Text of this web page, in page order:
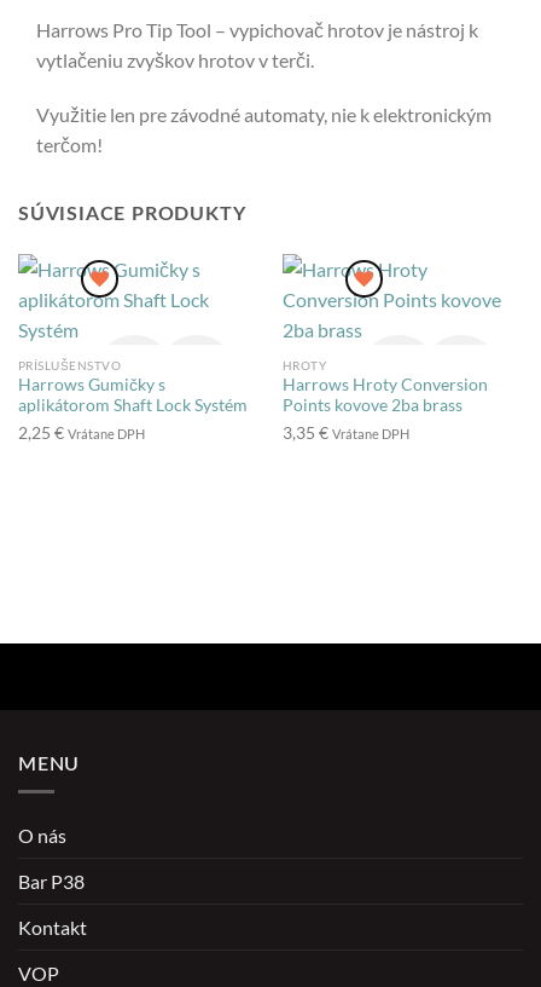
Harrows Pro Tip Tool – vypichovač hrotov je nástroj k
vytlačeniu zvyškov hrotov v terči.
Využitie len pre závodné automaty, nie k elektronickým
terčom!
SÚVISIACE PRODUKTY
PRÍSLUŠENSTVO
Harrows Gumičky s
aplikátorom Shaft Lock Systém
2,25 € Vrátane DPH
HROTY
Harrows Hroty Conversion
Points kovove 2ba brass
3,35 € Vrátane DPH
MENU
O nás
Bar P38
Kontakt
VOP